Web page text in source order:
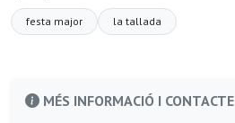
festa major la tallada
MÉS INFORMACIÓ I CONTACTE